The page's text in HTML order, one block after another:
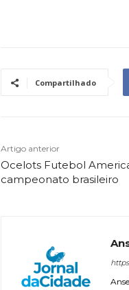
Compartilhado
Artigo anterior
Ocelots Futebol
campeonato brasileiro